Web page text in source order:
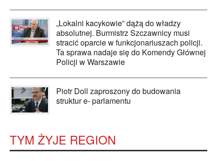
„Lokalni kacykowie” dążą do władzy
absolutnej. Burmistrz Szczawnicy musi
stracić oparcie w funkcjonariuszach policji.
Ta sprawa nadaje się do Komendy Głównej
Policji w Warszawie
Piotr Doll zaproszony do budowania
struktur e- parlamentu
TYM ŻYJE REGION